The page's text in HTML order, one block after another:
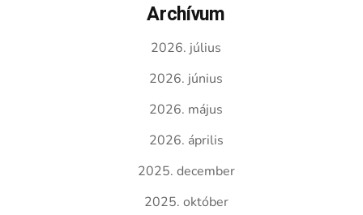
Archívum
2026. július
2026. június
2026. május
2026. április
2025. december
2025. október